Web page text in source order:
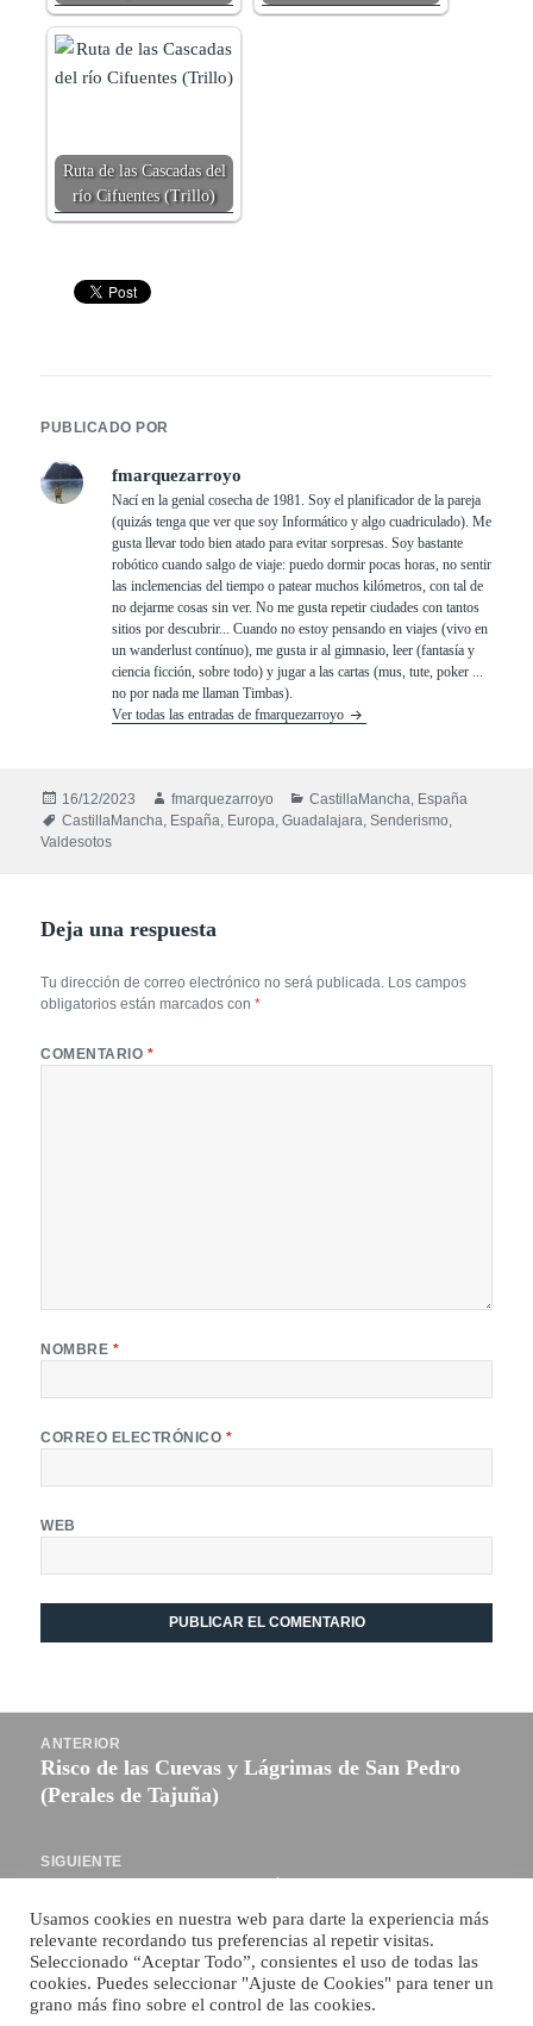
Ruta de las Cascadas del
río Cifuentes (Trillo)
PUBLICADO POR
fmarquezarroyo
Nací en la genial cosecha de 1981. Soy el planificador de la pareja
(quizás tenga que ver que soy Informático y algo cuadriculado). Me
gusta llevar todo bien atado para evitar sorpresas. Soy bastante
robótico cuando salgo de viaje: puedo dormir pocas horas, no sentir
las inclemencias del tiempo o patear muchos kilómetros, con tal de
no dejarme cosas sin ver. No me gusta repetir ciudades con tantos
sitios por descubrir... Cuando no estoy pensando en viajes (vivo en
un wanderlust contínuo), me gusta ir al gimnasio, leer (fantasía y
ciencia ficción, sobre todo) y jugar a las cartas (mus, tute, poker ...
no por nada me llaman Timbas).
Ver todas las entradas de fmarquezarroyo
Publicado
el
16/12/2023 Autor
fmarquezarroyo Categorías
CastillaMancha, España
Etiquetas
CastillaMancha, España, Europa,Guadalajara,Senderismo,
Valdesotos
Deja una respuesta
Tu dirección de correo electrónico no será publicada. Los campos
obligatorios están marcados con*
COMENTARIO *
NOMBRE *
CORREO ELECTRÓNICO *
WEB
ANTERIOR
Entrada
anterior:
Risco de las Cuevas y Lágrimas de San Pedro
(Perales de Tajuña)
SIGUIENTE
siguiente:
Top… Cascadas de Segovia
Funciona gracias a WordPress
Usamos cookies en nuestra web para darte la experiencia más
relevante recordando tus preferencias al repetir visitas.
Seleccionado “Aceptar Todo”, consientes el uso de todas las
cookies. Puedes seleccionar "Ajuste de Cookies" para tener un
grano más fino sobre el control de las cookies.